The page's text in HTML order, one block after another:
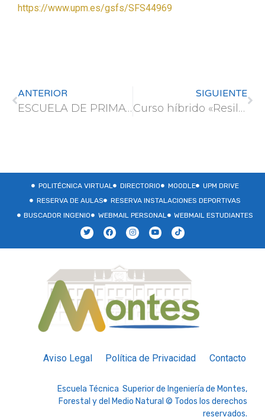
https://www.upm.es/gsfs/SFS44969
ANTERIOR
ESCUELA DE PRIMAVERA Northwestern Polytechnical University (NPU) China
SIGUIENTE
Curso híbrido «Resilient Agriculture» Rottenburg School of Forestry (HFR) (inscripción hasta el 1 de marzo)
POLITÉCNICA VIRTUAL DIRECTORIO MOODLE
UPM DRIVE
RESERVA DE AULAS
RESERVA INSTALACIONES DEPORTIVAS
BUSCADOR INGENIO
WEBMAIL PERSONAL WEBMAIL ESTUDIANTES
Aviso Legal Política de Privacidad Contacto
Escuela Técnica Superior de Ingeniería de Montes,
Forestal y del Medio Natural © Todos los derechos
reservados.